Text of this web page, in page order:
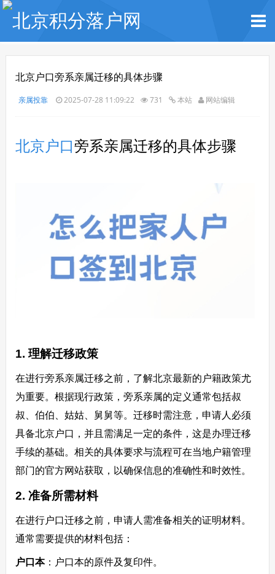
北京户口旁系亲属迁移的具体步骤
亲属投靠 2025-07-28 11:09:22 731 本站 网站编辑
北京户口旁系亲属迁移的具体步骤
1. 理解迁移政策
在进行旁系亲属迁移之前，了解北京最新的户籍政策尤
为重要。根据现行政策，旁系亲属的定义通常包括叔
叔、伯伯、姑姑、舅舅等。迁移时需注意，申请人必须
具备北京户口，并且需满足一定的条件，这是办理迁移
手续的基础。相关的具体要求与流程可在当地户籍管理
部门的官方网站获取，以确保信息的准确性和时效性。
2. 准备所需材料
在进行户口迁移之前，申请人需准备相关的证明材料。
通常需要提供的材料包括：
户口本：户口本的原件及复印件。